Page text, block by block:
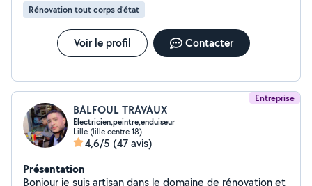
Rénovation tout corps d’état
Voir le profil Contacter
Entreprise
BALFOUL TRAVAUX
Electricien,peintre,enduiseur
Lille (lille centre 18)
4,6/5 (47 avis)
Présentation
Bonjour je suis artisan dans le domaine de rénovation et